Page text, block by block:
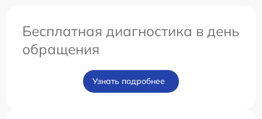
Бесплатная диагностика в день
обращения
Узнать подробнее